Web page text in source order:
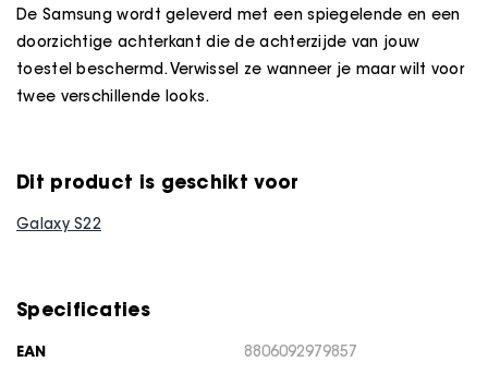
De Samsung wordt geleverd met een spiegelende en een
doorzichtige achterkant die de achterzijde van jouw
toestel beschermd. Verwissel ze wanneer je maar wilt voor
twee verschillende looks.
Dit product is geschikt voor
Galaxy S22
Specificaties
EAN 8806092979857